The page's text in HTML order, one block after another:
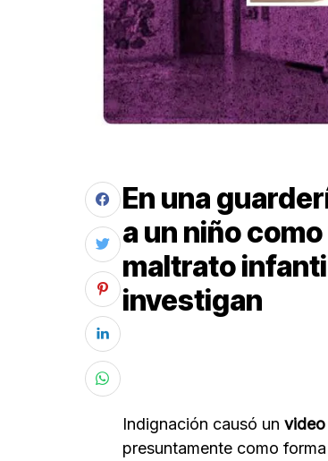
En una
a un niño
maltrato
investigan
Indignación causó un
presuntamente como